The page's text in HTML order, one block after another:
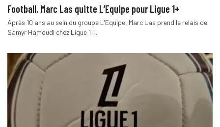
Football. Marc Las quitte L’Equipe pour Ligue 1+
Après 10 ans au sein du groupe L'Equipe, Marc Las prend le relais de
Samyr Hamoudi chez Ligue 1 +.